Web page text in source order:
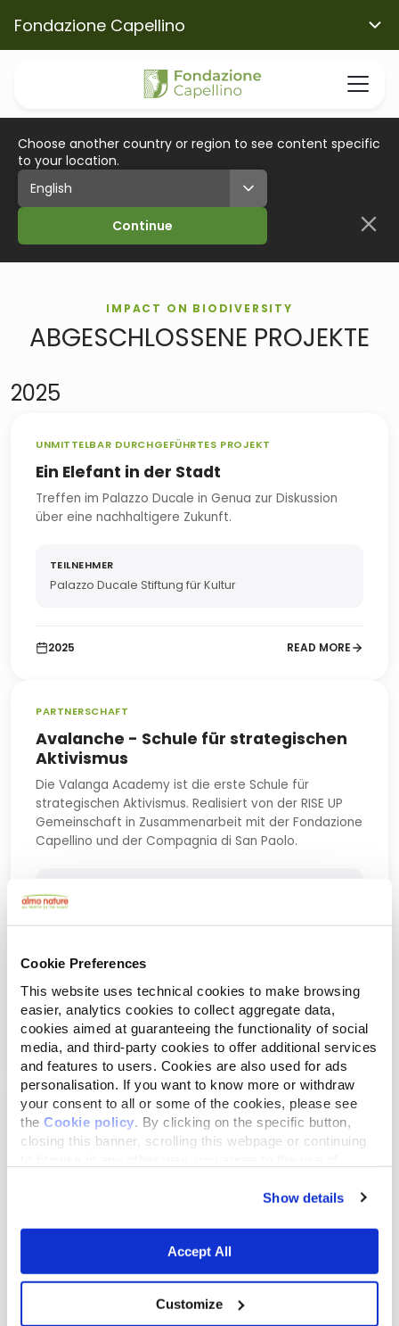
Cookie Preferences
This website uses technical cookies to make browsing
easier, analytics cookies to collect aggregate data,
cookies aimed at guaranteeing the functionality of social
media, and third-party cookies to offer additional services
and features to users. Cookies are also used for ads
personalisation. If you want to know more or withdraw
your consent to all or some of the cookies, please see
the Cookie policy . By clicking on the specific button,
closing this banner, scrolling this webpage or continuing
Show details
Accept All
Customize
Fondazione Capellino
Choose another country or region to see content specific
to your location.
Continue
IMPACT ON BIODIVERSITY
ABGESCHLOSSENE PROJEKTE
2025
UNMITTELBAR DURCHGEFÜHRTES PROJEKT
Ein Elefant in der Stadt
Treffen im Palazzo Ducale in Genua zur Diskussion
über eine nachhaltigere Zukunft.
TEILNEHMER
Palazzo Ducale Stiftung für Kultur
2025 READ MORE
PARTNERSCHAFT
Avalanche - Schule für strategischen
Aktivismus
Die Valanga Academy ist die erste Schule für
strategischen Aktivismus. Realisiert von der RISE UP
Gemeinschaft in Zusammenarbeit mit der Fondazione
Capellino und der Compagnia di San Paolo.
Rise UP
UNSER BEITRAG
2024 - 2025 READ MORE
FINANZIELL UNTERSTÜTZTES DRITTMITTELPROJEKT
Akadémeia
Möglichkeit zu geben, die Europäische Politikschule für
Akadémeia - Schule für Europapolitik